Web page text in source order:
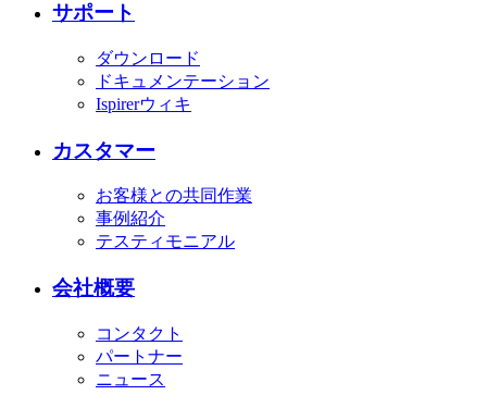
サポート
ダウンロード
ドキュメンテーション
Ispirerウィキ
カスタマー
お客様との共同作業
事例紹介
テスティモニアル
会社概要
コンタクト
パートナー
ニュース